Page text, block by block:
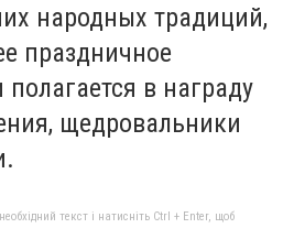
народных традиций,
праздничное
в награду
щедровальники
текст і натисніть Ctrl + Enter, щоб